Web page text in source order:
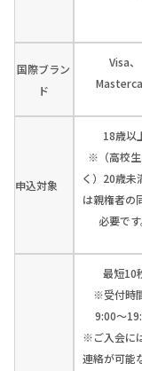
国際ブラン
ド
Visa、
申込対象
18歳以
※（高校
く）20歳未
は親権者の
必要です
最短10
※受付時
9:00〜
※ご入会に
連絡が可能